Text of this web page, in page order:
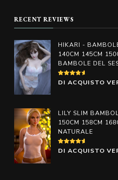
varianti.
opzioni
possono
essere
pagina
del
prodotto
RECENT REVIEWS
HIKARI -
140CM 145CM
BAMBOLE DEL
VALUTATO
4SU
DI ACQUISTO
LILY SLIM
150CM 158CM
NATURALE
VALUTATO
5SU 5
DI ACQUISTO